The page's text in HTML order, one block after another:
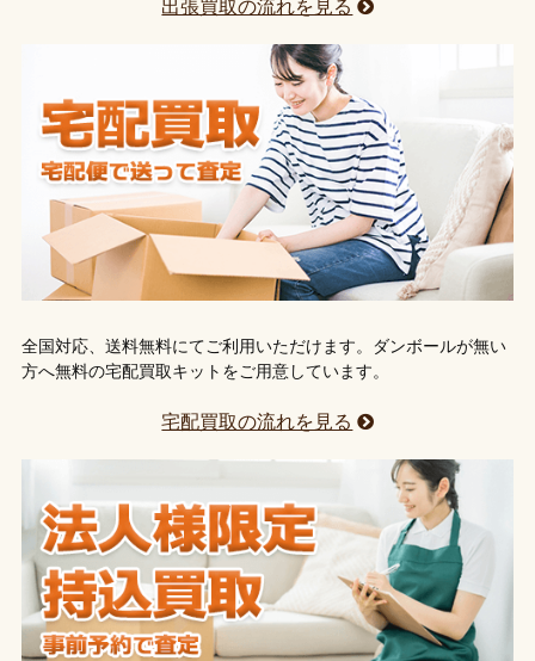
出張買取の流れを見る
全国対応、送料無料にてご利用いただけます。ダンボールが無い
方へ無料の宅配買取キットをご用意しています。
宅配買取の流れを見る